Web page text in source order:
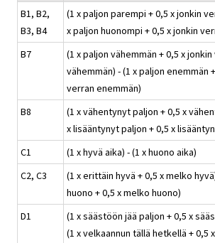
B1, B2,
B3, B4
(1 x paljon parempi + 0,5 x jonkin
x paljon huonompi + 0,5 x jonkin
B7
(1 x paljon vähemmän + 0,5 x
vähemmän) - (1 x paljon enemmän
verran enemmän)
B8
(1 x vähentynyt paljon + 0,5 x
x lisääntynyt paljon + 0,5 x
C1
(1 x hyvä aika) - (1 x huono aika)
C2, C3
(1 x erittäin hyvä + 0,5 x melko
huono + 0,5 x melko huono)
D1
(1 x säästöön jää paljon + 0,5 x
(1 x velkaannun tällä hetkellä + 0,5